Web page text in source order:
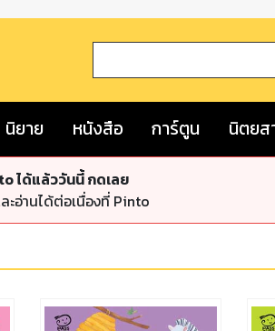
นิยาย หนังสือ การ์ตูน นิตยส
ได้แล้ววันนี้ กดเลย
อ่านได้ต่อเนื่องที่ Pinto